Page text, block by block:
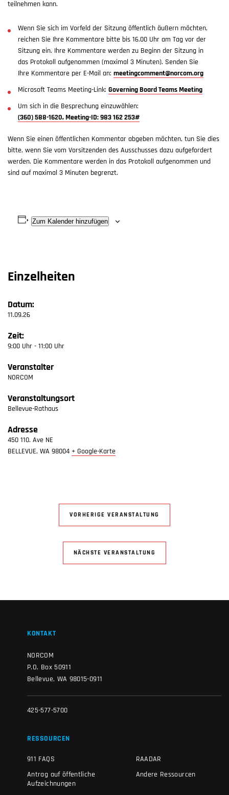
teilnehmen kann.
Wenn Sie sich im Vorfeld der Sitzung öffentlich äußern möchten,
reichen Sie Ihre Kommentare bitte bis 16.00 Uhr am Tag vor der
Sitzung ein. Ihre Kommentare werden zu Beginn der Sitzung in
das Protokoll aufgenommen (maximal 3 Minuten). Senden Sie
Ihre Kommentare per E-Mail an: meetingcomment@norcom.org
Microsoft Teams Meeting-Link: Governing Board Teams Meeting
Um sich in die Besprechung einzuwählen:
(360) 588-1620, Meeting-ID: 983 162 253#
Wenn Sie einen öffentlichen Kommentar abgeben möchten, tun Sie dies
bitte, wenn Sie vom Vorsitzenden des Ausschusses dazu aufgefordert
werden. Die Kommentare werden in das Protokoll aufgenommen und
sind auf maximal 3 Minuten begrenzt.
Zum Kalender hinzufügen
Einzelheiten
Datum:
11.09.26
Zeit:
9:00 Uhr - 11:00 Uhr
Veranstalter
NORCOM
Veranstaltungsort
Bellevue-Rathaus
Adresse
450 110. Ave NE
BELLEVUE, WA 98004 + Google-Karte
VORHERIGE VERANSTALTUNG
NÄCHSTE VERANSTALTUNG
KONTAKT
NORCOM
P.O. Box 50911
Bellevue, WA 98015-0911
425-577-5700
RESSOURCEN
911 FAQS
Antrag auf öffentliche
Aufzeichnungen
RAADAR
Andere Ressourcen